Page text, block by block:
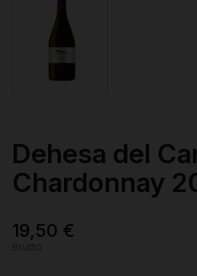
Dehesa del
Chardonnay
19,50 €